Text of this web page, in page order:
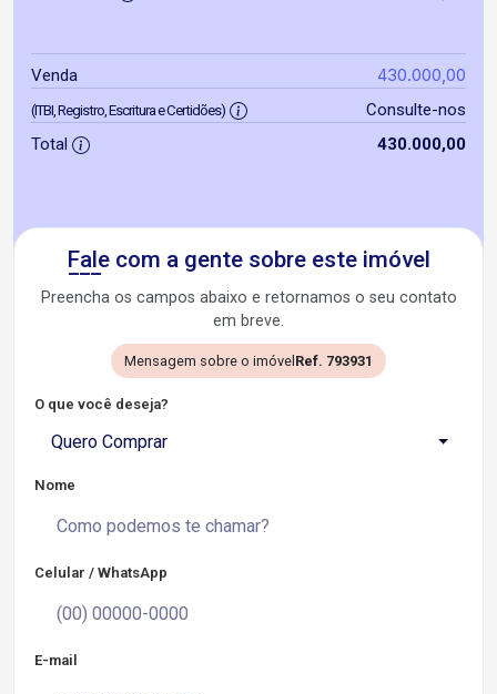
Venda 430.000,00
(ITBI, Registro, Escritura e Certidões)
Consulte-nos
Total
430.000,00
Fale com a gente sobre este imóvel
Preencha os campos abaixo e retornamos o seu contato
em breve.
Mensagem sobre o imóvel Ref. 793931
O que você deseja?
Quero Comprar
Nome
Celular / WhatsApp
E-mail